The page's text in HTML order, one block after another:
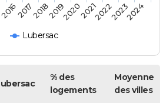
Lubersac
20172018201920202021202220232024
% des
logements
Moyenne
des villes